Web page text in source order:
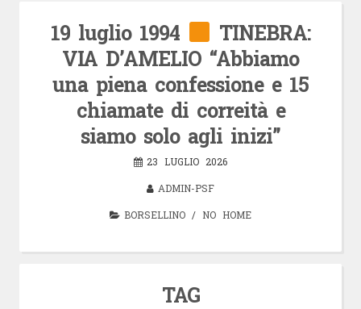
19 luglio 1994
TINEBRA:
VIA D’AMELIO “Abbiamo
una piena confessione e 15
chiamate di correità e
siamo solo agli inizi”
23 LUGLIO 2026
ADMIN-PSF
BORSELLINO / NO HOME
TAG